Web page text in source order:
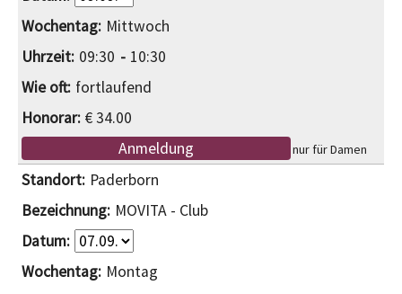
Mittwoch
09:30
10:30
fortlaufend
€ 34.00
Anmeldung
nur für Damen
Paderborn
MOVITA - Club
Montag